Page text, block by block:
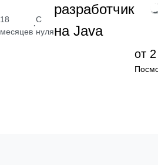
18
месяцев
·
С
нуля
разработчик
на Java
от